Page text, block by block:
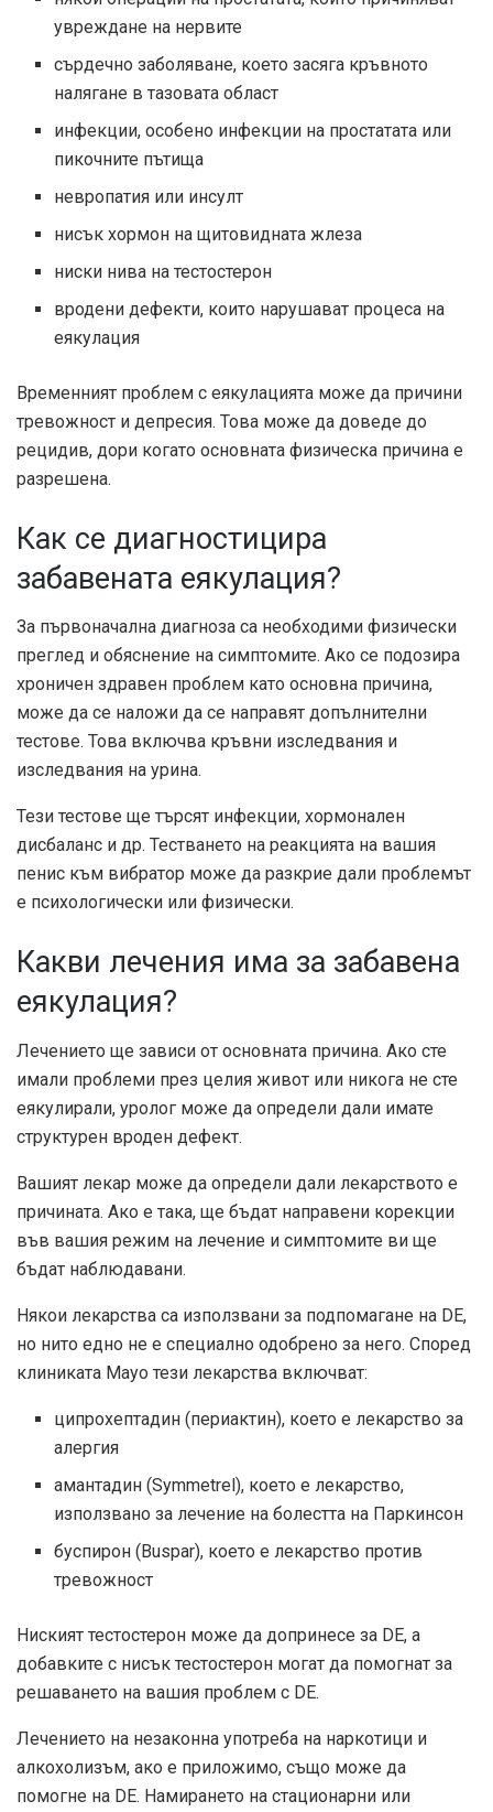
увреждане на нервите
сърдечно заболяване, което засяга кръвното
налягане в тазовата област
инфекции, особено инфекции на простатата или
пикочните пътища
невропатия или инсулт
нисък хормон на щитовидната жлеза
ниски нива на тестостерон
вродени дефекти, които нарушават процеса на
еякулация
Временният проблем с еякулацията може да причини
тревожност и депресия. Това може да доведе до
рецидив, дори когато основната физическа причина е
разрешена.
Как се диагностицира
забавената еякулация?
За първоначална диагноза са необходими физически
преглед и обяснение на симптомите. Ако се подозира
хроничен здравен проблем като основна причина,
може да се наложи да се направят допълнителни
тестове. Това включва кръвни изследвания и
изследвания на урина.
Тези тестове ще търсят инфекции, хормонален
дисбаланс и др. Тестването на реакцията на вашия
пенис към вибратор може да разкрие дали проблемът
е психологически или физически.
Какви лечения има за забавена
еякулация?
Лечението ще зависи от основната причина. Ако сте
имали проблеми през целия живот или никога не сте
еякулирали, уролог може да определи дали имате
структурен вроден дефект.
Вашият лекар може да определи дали лекарството е
причината. Ако е така, ще бъдат направени корекции
във вашия режим на лечение и симптомите ви ще
бъдат наблюдавани.
Някои лекарства са използвани за подпомагане на DE,
но нито едно не е специално одобрено за него. Според
клиниката Mayo тези лекарства включват:
ципрохептадин (периактин), което е лекарство за
алергия
амантадин (Symmetrel), което е лекарство,
използвано за лечение на болестта на Паркинсон
буспирон (Buspar), което е лекарство против
тревожност
Ниският тестостерон може да допринесе за DE, а
добавките с нисък тестостерон могат да помогнат за
решаването на вашия проблем с DE.
Лечението на незаконна употреба на наркотици и
алкохолизъм, ако е приложимо, също може да
помогне на DE. Намирането на стационарни или